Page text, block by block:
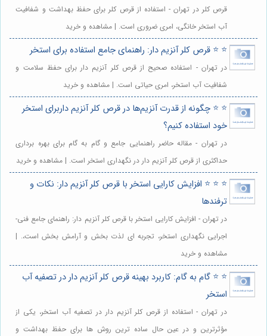
قرص کلر در تهران - استفاده از قرص کلر برای حفظ بهداشت و شفافیت
آب استخر خانگی، امری ضروری است. | مشاهده و خرید
⭐️ ⭐️ قرص کلر آنزیم دار: راهنمای جامع استفاده برای استخر
در تهران - استفاده صحیح از قرص کلر آنزیم دار برای حفظ سلامت و
شفافیت آب استخر، امری حیاتی است. | مشاهده و خرید
⭐️ ⭐️ چگونه از قدرت آنزیم‌ها در قرص کلر آنزیم داربرای استخر
خود استفاده کنیم؟
در تهران - مقاله حاضر راهنمایی جامع و گام به گام برای بهره برداری
حداکثری از قرص کلر آنزیم دار در نگهداری استخر است. | مشاهده و خرید
⭐️ ⭐️ ⭐️ افزایش کارایی استخر با قرص کلر آنزیم دار: نکات و
ترفندها
در تهران - افزایش کارایی استخر با قرص کلر آنزیم دار: راهنمای جامع فنی-
اجرایی نگهداری استخر، تجربه ای لذت بخش و آرامش بخش است،. |
مشاهده و خرید
⭐️ ⭐️ گام به گام: کاربرد بهینه قرص کلر آنزیم دار در تصفیه آب
استخر
در تهران - استفاده از قرص کلر آنزیم دار در تصفیه آب استخر، یکی از
مؤثرترین و در عین حال ساده ترین روش ها برای حفظ بهداشت و